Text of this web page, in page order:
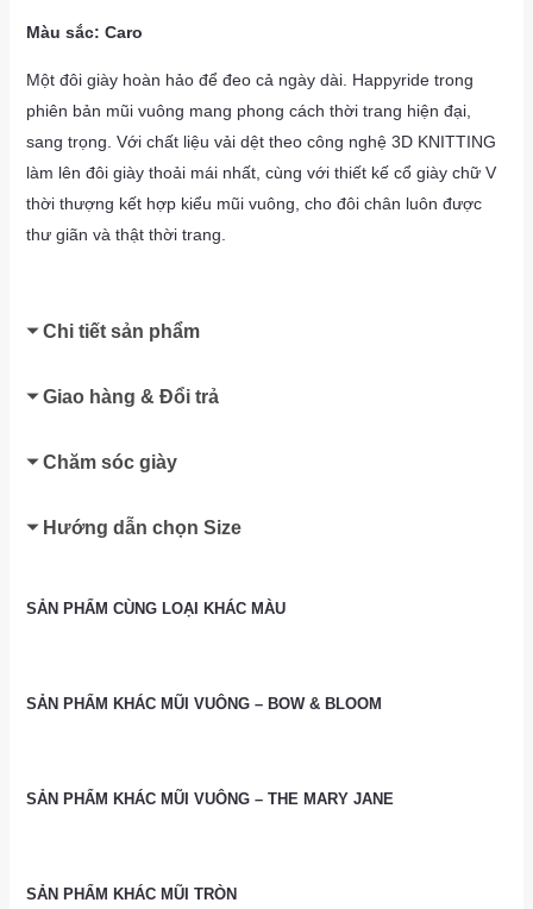
Màu sắc: Caro
Một đôi giày hoàn hảo để đeo cả ngày dài. Happyride trong
phiên bản mũi vuông mang phong cách thời trang hiện đại,
sang trọng. Với chất liệu vải dệt theo công nghệ 3D KNITTING
làm lên đôi giày thoải mái nhất, cùng với thiết kế cổ giày chữ V
thời thượng kết hợp kiểu mũi vuông, cho đôi chân luôn được
thư giãn và thật thời trang.
Chi tiết sản phẩm
Giao hàng & Đổi trả
Chăm sóc giày
Hướng dẫn chọn Size
SẢN PHẨM CÙNG LOẠI KHÁC MÀU
SẢN PHẨM KHÁC MŨI VUÔNG – BOW & BLOOM
SẢN PHẨM KHÁC MŨI VUÔNG – THE MARY JANE
SẢN PHẨM KHÁC MŨI TRÒN